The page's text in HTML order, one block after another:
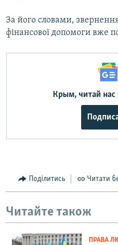
За його словами,
фінансової допомоги вже
Крым, читай нас
Поділитись Читати
Читайте також
ПРАВА